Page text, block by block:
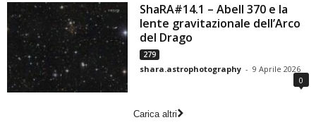
ShaRA#14.1 – Abell 370 e la
lente gravitazionale dell’Arco
del Drago
279
shara.astrophotography - 9 Aprile 2026
0
Carica altri